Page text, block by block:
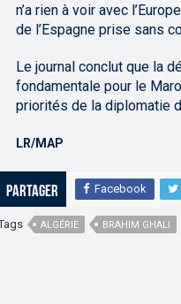
n’a rien à voir avec
de l’Espagne prise sans
Le journal conclut que la
fondamentale pour le
priorités de la diplomatie
LR/MAP
Partager Facebook
ALGÉRIE BRAHIM GHALI